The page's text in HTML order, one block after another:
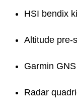
HSI bendix
Altitude pre-
Garmin
Radar